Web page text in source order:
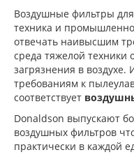
Воздушные фильтры
техника и
отвечать наивысшим
среда тяжелой
загрязнения в
требованиям к
соответствует
Donaldson выпускают
воздушных фильтров
практически в каждой